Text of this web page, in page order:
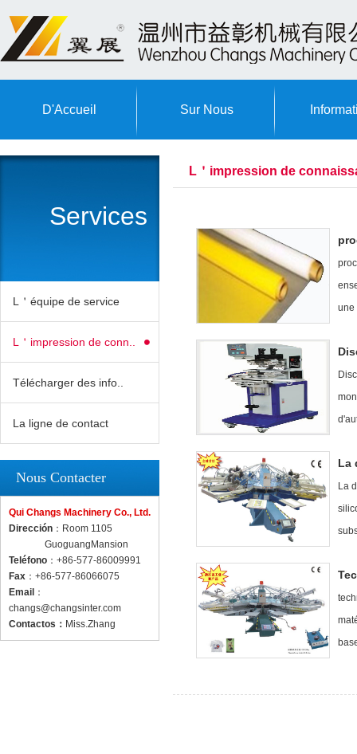
D'Accueil Sur Nous
Services
L＇équipe de service
L＇impression de conn..
Télécharger des info..
La ligne de contact
Nous Contacter
Qui Changs Machinery Co., Ltd.
Dirección ：Room 1105
GuoguangMansion
Teléfono ：+86-577-86009991
Fax ：+86-577-86066075
Email ：
changs@changsinter.com
Contactos ： Miss.Zhang
L＇impression de
une
La
La